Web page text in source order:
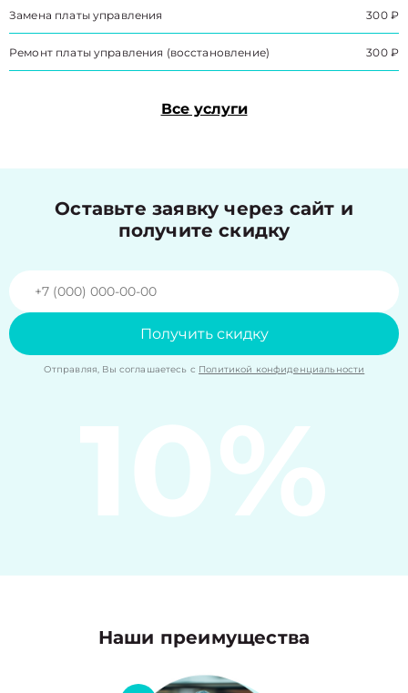
Замена платы управления 300 ₽
Ремонт платы управления (восстановление) 300 ₽
Все услуги
Оставьте заявку через сайт и
получите скидку
Получить скидку
Отправляя, Вы соглашаетесь с Политикой конфиденциальности
10%
Наши преимущества